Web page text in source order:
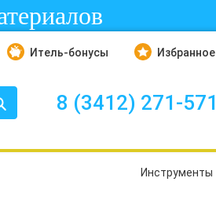
Итель-бонусы Избранное
8 (3412) 271-571
Инструменты